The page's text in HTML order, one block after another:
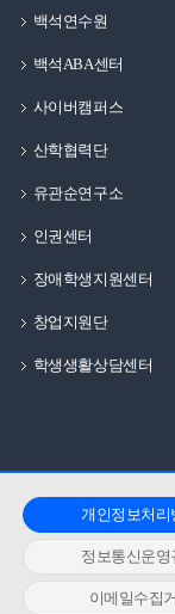
백석연수원
백석ABA센터
사이버캠퍼스
산학협력단
유관순연구소
인권센터
장애학생지원센터
창업지원단
학생생활상담센터
개인정보처리
정보통신운영
이메일수집